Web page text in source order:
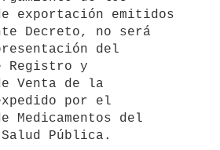
exportación emitidos
Decreto, no será
del
Registro y
Venta de la
por el
Medicamentos del
Pública.